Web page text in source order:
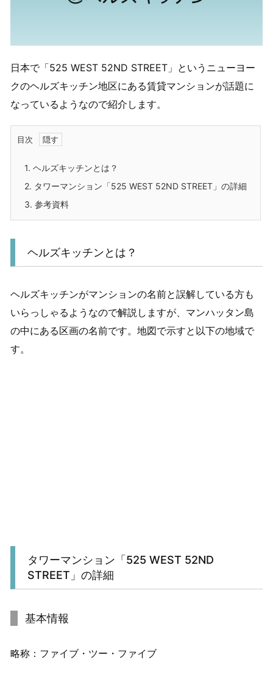
日本で「525 WEST 52ND STREET」というニューヨー
クのヘルズキッチン地区にある賃貸マンションが話題に
なっているようなので紹介します。
目次
1. ヘルズキッチンとは？
2. タワーマンション「525 WEST 52ND STREET」の詳細
3. 参考資料
ヘルズキッチンとは？
ヘルズキッチンがマンションの名前と誤解している方も
いらっしゃるようなので解説しますが、マンハッタン島
の中にある区画の名前です。地図で示すと以下の地域で
す。
タワーマンション「525 WEST 52ND
STREET」の詳細
基本情報
略称：ファイブ・ツー・ファイブ